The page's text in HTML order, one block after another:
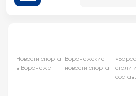
Новости спорта
в Воронеже
Воронежские
новости спорта
стали